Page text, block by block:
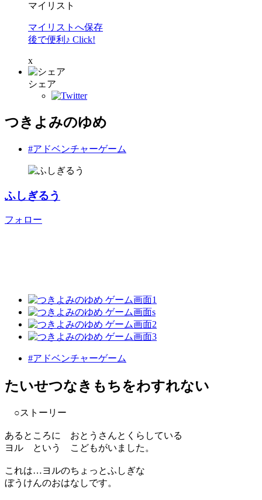
マイリスト
マイリストへ保存
後で便利♪ Click!
x
シェア
つきよみのゆめ
#アドベンチャーゲーム
ふしぎるう
フォロー
#アドベンチャーゲーム
たいせつなきもちをわすれない
○ストーリー
あるところに おとうさんとくらしている
ヨル という こどもがいました。
これは…ヨルのちょっとふしぎな
ぼうけんのおはなしです。